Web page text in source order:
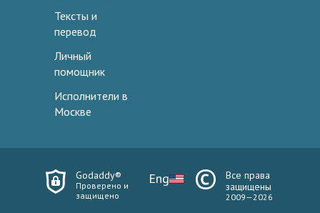
Тексты и
перевод
Личный
помощник
Исполнители в
Москве
Godaddy®
Проверено и
защищено
Eng
Все права
защищены
2009—2026